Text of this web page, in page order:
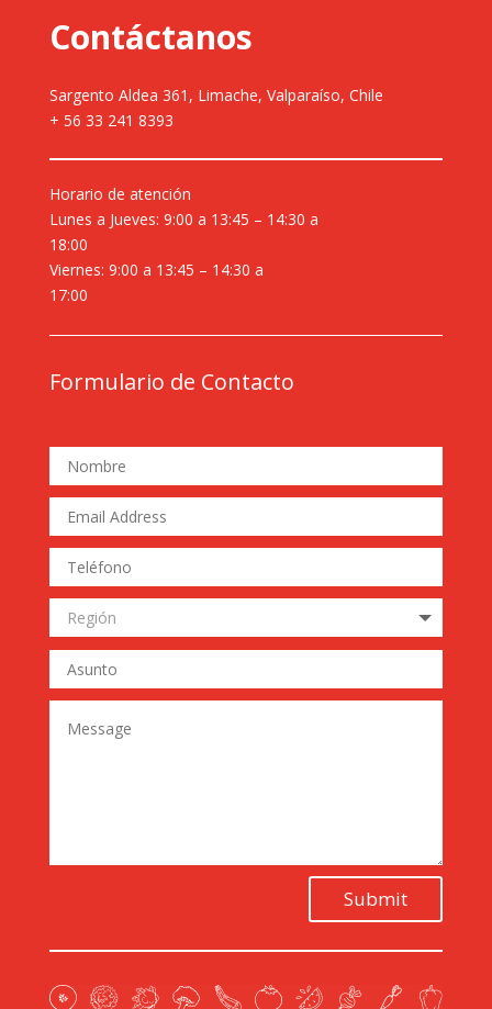
Contáctanos
Sargento Aldea 361, Limache, Valparaíso, Chile
+ 56 33 241 8393
Horario de atención
Lunes a Jueves: 9:00 a 13:45 – 14:30 a
18:00
Viernes: 9:00 a 13:45 – 14:30 a
17:00
Formulario de Contacto
Submit